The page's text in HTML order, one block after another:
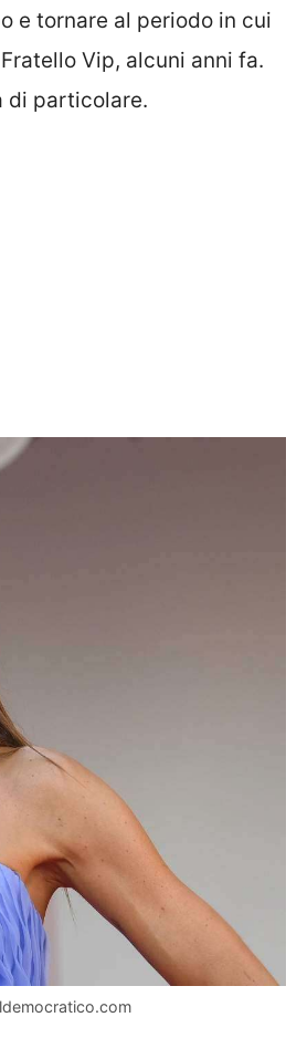
e tornare al periodo in cui
Vip, alcuni anni fa.
di particolare.